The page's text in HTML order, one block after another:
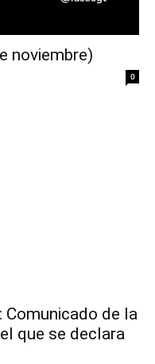
noviembre)
0
Comunicado de la
que se declara